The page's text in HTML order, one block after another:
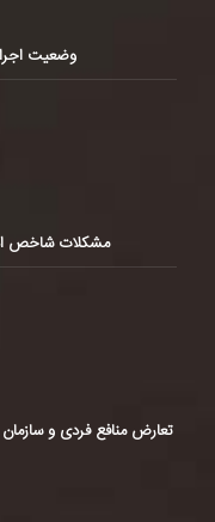
وضعیت
مشکلات شاخص
تعارض منافع فردی و